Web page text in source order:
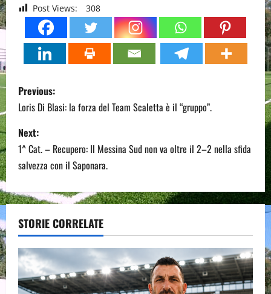
Post Views: 308
P
o
s
t
n
a
v
i
Previous:
Loris Di Blasi: la forza del Team Scaletta è il “gruppo”.
Next:
1^ Cat. – Recupero: Il Messina Sud non va oltre il 2–2 nella sfida
salvezza con il Saponara.
STORIE CORRELATE